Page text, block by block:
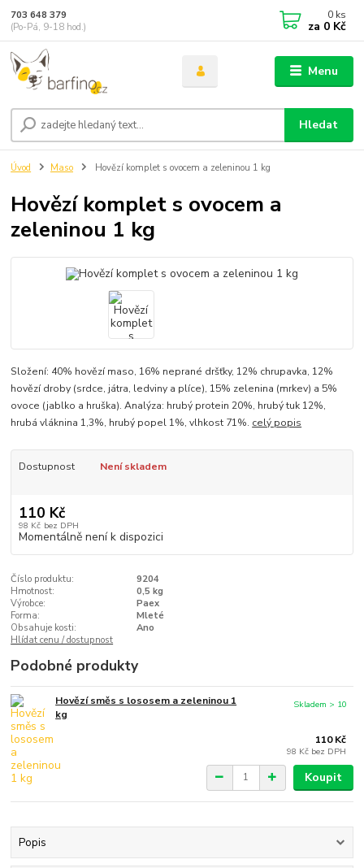
Menu
Hledat
703 648 379
(Po-Pá, 9-18 hod.)
0 ks
za 0 Kč
Úvod Maso Hovězí komplet s ovocem a zeleninou 1 kg
Hovězí komplet s ovocem a
zeleninou 1 kg
Složení: 40% hovězí maso, 16% neprané dršťky, 12% chrupavka, 12%
hovězí droby (srdce, játra, ledviny a plíce), 15% zelenina (mrkev) a 5%
ovoce (jablko a hruška). Analýza: hrubý protein 20%, hrubý tuk 12%,
hrubá vláknina 1,3%, hrubý popel 1%, vlhkost 71%. celý popis
Dostupnost Není skladem
110 Kč
98 Kč bez DPH
Momentálně není k dispozici
Číslo produktu:
9204
Hmotnost:
0,5 kg
Výrobce:
Paex
Forma:
Mleté
Obsahuje kosti:
Ano
Hlídat cenu / dostupnost
Podobné produkty
Hovězí směs s lososem a zeleninou 1
kg
110 Kč
98 Kč bez DPH
Skladem > 10
Koupit
Popis